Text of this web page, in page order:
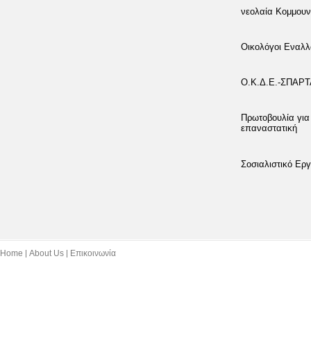
νεολαία
Οικολόγοι
Ο.Κ.Δ.Ε.-
Πρωτοβουλία
επαναστατική
Σοσιαλιστικό
Home About Us Επικοινωνία